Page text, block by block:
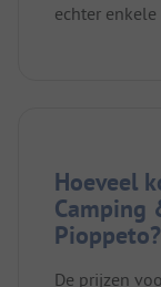
echter
Hoeveel
Camping
Pioppeto?
De prijzen